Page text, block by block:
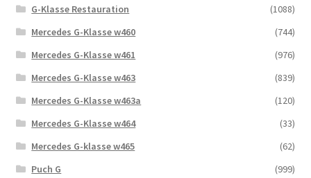
G-Klasse Restauration
(1088)
Mercedes G-Klasse w460
(744)
Mercedes G-Klasse w461
(976)
Mercedes G-Klasse w463
(839)
Mercedes G-Klasse w463a
(120)
Mercedes G-Klasse w464
(33)
Mercedes G-klasse w465
(62)
Puch G
(999)